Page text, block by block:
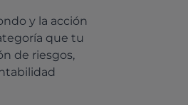
y la acción
que tu
de riesgos,